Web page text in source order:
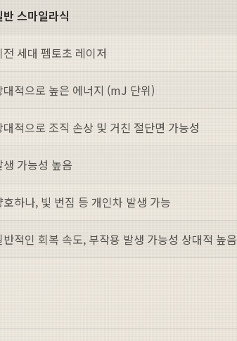
반 스마일라식
전 세대 펨토초 레이저
대적으로 높은 에너지 (mJ 단위)
대적으로 조직 손상 및 거친 절단면 가능성
생 가능성 높음
호하나, 빛 번짐 등 개인차 발생 가능
반적인 회복 속도, 부작용 발생 가능성 상대적 높음